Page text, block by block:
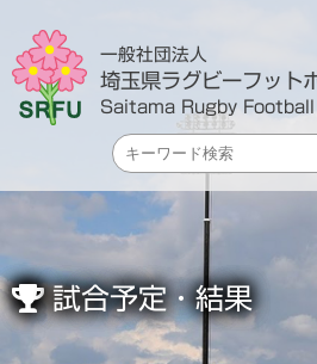
一般社団法人
埼玉県ラグビーフット
Saitama Rugby
試合予定・結果